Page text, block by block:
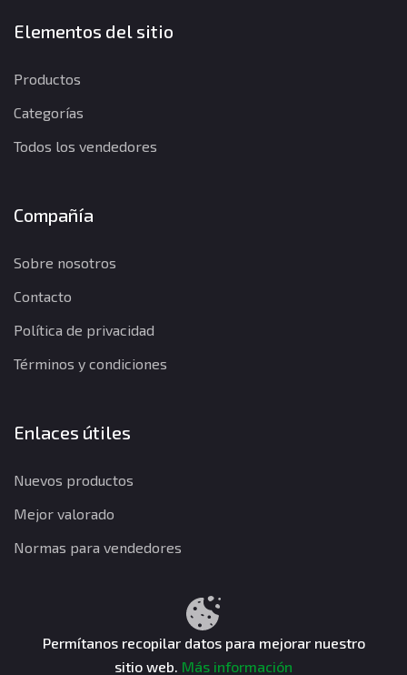
Elementos del sitio
Productos
Categorías
Todos los vendedores
Compañía
Sobre nosotros
Contacto
Política de privacidad
Términos y condiciones
Enlaces útiles
Nuevos productos
Mejor valorado
Normas para vendedores
Términos y condiciones
CuentasGO © 2026. Todos los derechos reservados.
Permítanos recopilar datos para mejorar nuestro
sitio web. Más información